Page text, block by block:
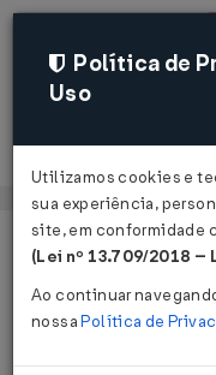
Página Inicial
Política de
Uso
Utilizamos cookies e
sua experiência,
site, em conformidade
(Lei nº 13.709/2018 –
Ao continuar
nossaPolítica de